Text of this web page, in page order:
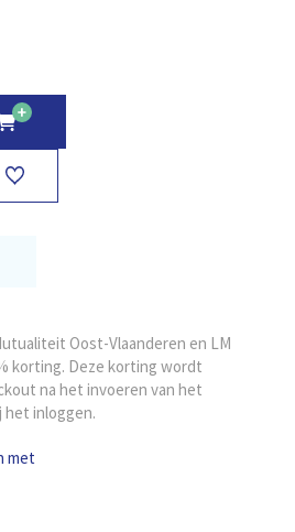
Oost-Vlaanderen en LM
korting. Deze korting wordt
na het invoeren van het
inloggen.
met